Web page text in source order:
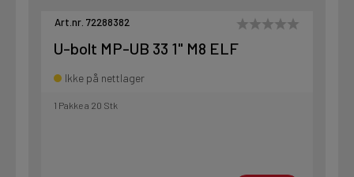
Art.nr. 72288382
U-bolt MP-UB 33 1" M8 ELF
Ikke på nettlager
1 Pakke a 20 Stk